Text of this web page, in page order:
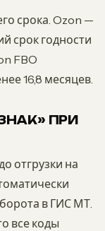
срока. Ozon —
срок годности
FBO
16,8 месяцев.
ПРИ
отгрузки на
в ГИС МТ.
все коды